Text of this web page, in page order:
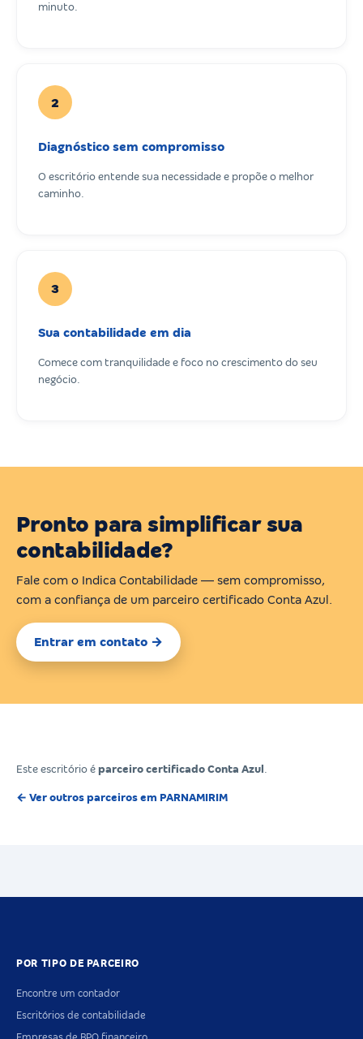
minuto.
2
Diagnóstico sem compromisso
O escritório entende sua necessidade e propõe o melhor
caminho.
3
Sua contabilidade em dia
Comece com tranquilidade e foco no crescimento do seu
negócio.
Pronto para simplificar sua
contabilidade?
Fale com o Indica Contabilidade — sem compromisso,
com a confiança de um parceiro certificado Conta Azul.
Entrar em contato →
Este escritório é parceiro certificado Conta Azul
← Ver outros parceiros em PARNAMIRIM
POR TIPO DE PARCEIRO
Encontre um contador
Escritórios de contabilidade